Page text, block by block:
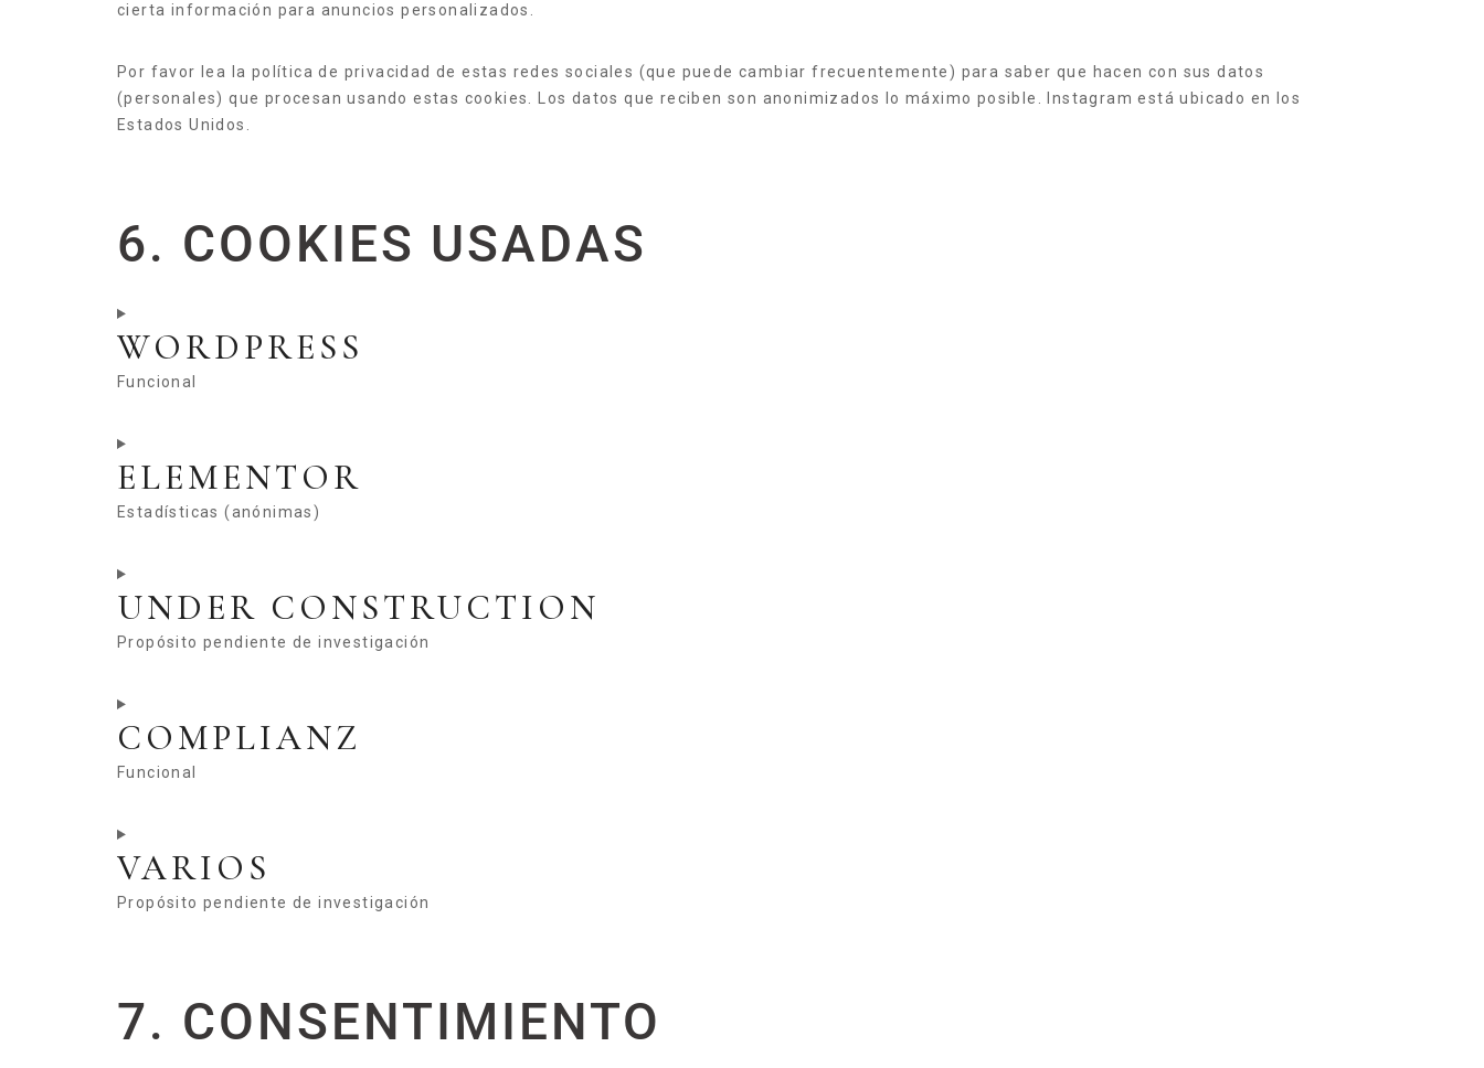
cierta información para anuncios personalizados.
Por favor lea la política de privacidad de estas redes sociales (que puede cambiar frecuentemente) para saber que hacen con sus datos
(personales) que procesan usando estas cookies. Los datos que reciben son anonimizados lo máximo posible. Instagram está ubicado en los
Estados Unidos.
6. COOKIES USADAS
WORDPRESS
Funcional
ELEMENTOR
Estadísticas (anónimas)
UNDER CONSTRUCTION
Propósito pendiente de investigación
COMPLIANZ
Funcional
VARIOS
Propósito pendiente de investigación
7. CONSENTIMIENTO